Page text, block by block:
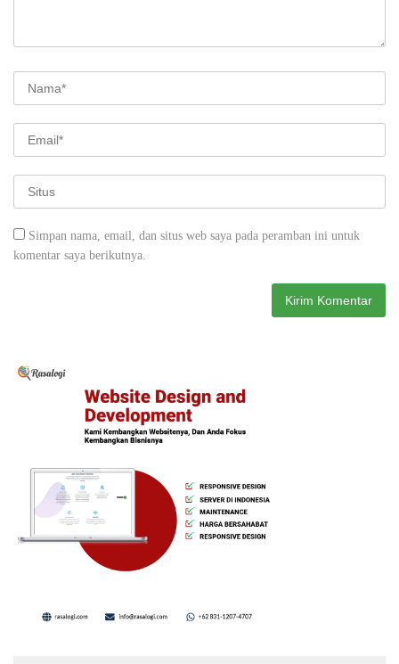
Simpan nama, email, dan situs web saya pada peramban ini untuk
komentar saya berikutnya.